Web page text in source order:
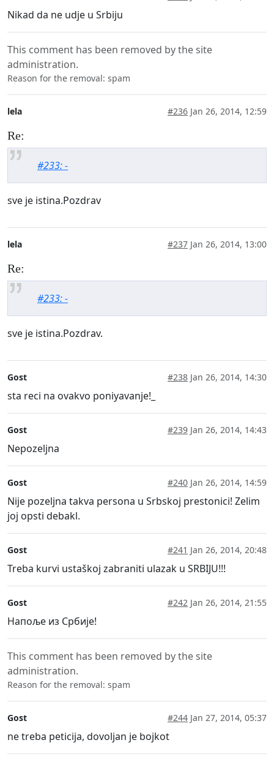
Nikad da ne udje u Srbiju
This comment has been removed by the site
administration.
Reason for the removal: spam
lela #236 Jan 26, 2014, 12:59
Re:
#233: -
sve je istina.Pozdrav
lela #237 Jan 26, 2014, 13:00
Re:
#233: -
sve je istina.Pozdrav.
Gost #238 Jan 26, 2014, 14:30
sta reci na ovakvo poniyavanje!_
Gost #239 Jan 26, 2014, 14:43
Nepozeljna
Gost #240 Jan 26, 2014, 14:59
Nije pozeljna takva persona u Srbskoj prestonici! Zelim
joj opsti debakl.
Gost #241 Jan 26, 2014, 20:48
Treba kurvi ustaškoj zabraniti ulazak u SRBIJU!!!
Gost #242 Jan 26, 2014, 21:55
Напоље из Србије!
This comment has been removed by the site
administration.
Reason for the removal: spam
Gost #244 Jan 27, 2014, 05:37
ne treba peticija, dovoljan je bojkot